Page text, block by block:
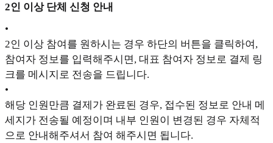
2인 이상 단체 신청 안내
•
2인 이상 참여를 원하시는 경우 하단의 버튼을 클릭하여,
참여자 정보를 입력해주시면, 대표 참여자 정보로 결제 링
크를 메시지로 전송을 드립니다.
•
해당 인원만큼 결제가 완료된 경우, 접수된 정보로 안내 메
세지가 전송될 예정이며 내부 인원이 변경된 경우 자체적
으로 안내해주셔서 참여 해주시면 됩니다.